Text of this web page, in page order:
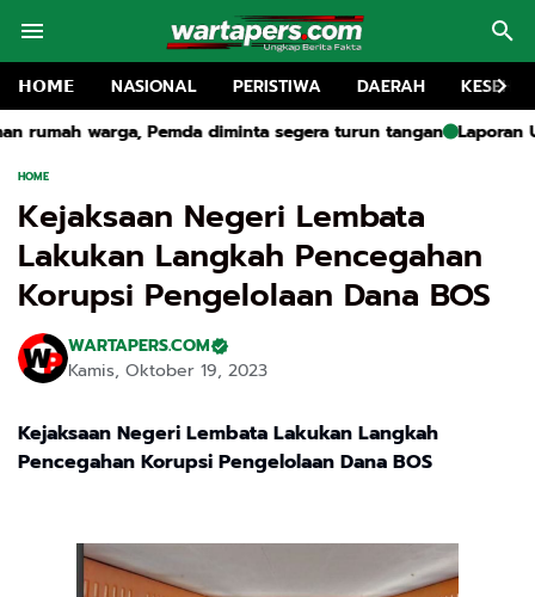
𝗛𝗢𝗠𝗘 NASIONAL PERISTIWA DAERAH
diminta segera turun tangan Laporan Utama: DLH Bangkalan
HOME
Kejaksaan Negeri Lembata
Lakukan Langkah Pencegahan
Korupsi Pengelolaan Dana BOS
WARTAPERS.COM
Kamis, Oktober 19, 2023
Kejaksaan Negeri Lembata Lakukan Langkah
Pencegahan Korupsi Pengelolaan Dana BOS